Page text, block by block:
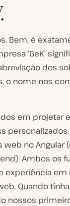
Bem, é
‘GeK’
dos
o nome nos
em projetar
web no
Ambos os
experiência em
Quando
nossos